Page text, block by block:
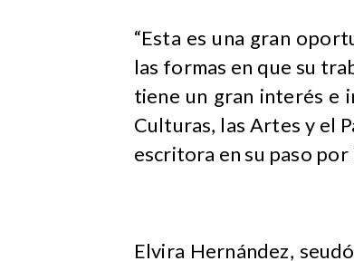
“Esta es una gran
las formas en que su
tiene un gran interés e
Culturas, las Artes y el
escritora en su paso
Elvira Hernández,